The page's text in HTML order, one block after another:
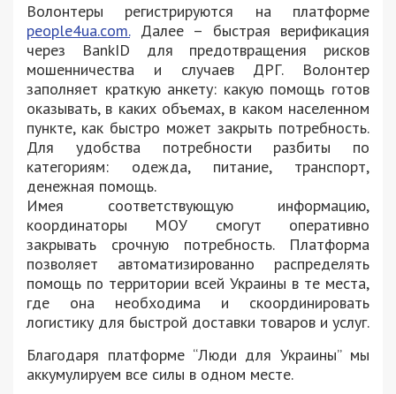
Волонтеры регистрируются на платформе
people4ua.com.Далее – быстрая верификация
через BankID для предотвращения рисков
мошенничества и случаев ДРГ. Волонтер
заполняет краткую анкету: какую помощь готов
оказывать, в каких объемах, в каком населенном
пункте, как быстро может закрыть потребность.
Для удобства потребности разбиты по
категориям: одежда, питание, транспорт,
денежная помощь.
Имея соответствующую информацию,
координаторы МОУ смогут оперативно
закрывать срочную потребность. Платформа
позволяет автоматизированно распределять
помощь по территории всей Украины в те места,
где она необходима и скоординировать
логистику для быстрой доставки товаров и услуг.
Благодаря платформе “Люди для Украины” мы
аккумулируем все силы в одном месте.